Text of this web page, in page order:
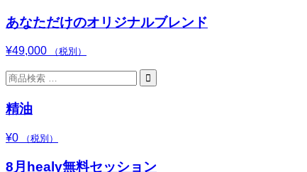
あなただけのオリジナルブレンド
¥49,000 （税別）
検
対

精油
¥0 （税別）
8月healy無料セッション